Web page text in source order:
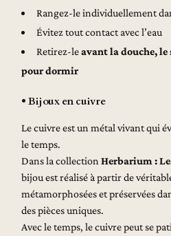
Rangez-le individuellement
Évitez tout contact avec l’eau
Retirez-leavant la douche,
pour dormir
• Bijoux en cuivre
Le cuivre est un métal vivant qui
le temps.
Dans la collection Herbarium :
bijou est réalisé à partir de
métamorphosées et préservées
des pièces uniques.
Avec le temps, le cuivre peut se